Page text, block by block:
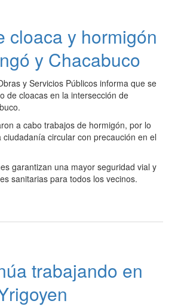
cloaca y hormigón
y Chacabuco
y Servicios Públicos informa que se
de cloacas en la intersección de
a cabo trabajos de hormigón, por lo
ciudadanía circular con precaución en el
garantizan una mayor seguridad vial y
sanitarias para todos los vecinos.
trabajando en